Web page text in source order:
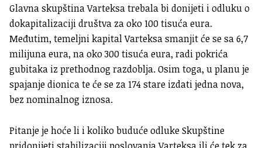
Glavna skupština Varteksa trebala bi donijeti i odluku o
dokapitalizaciji društva za oko 100 tisuća eura.
Međutim, temeljni kapital Varteksa smanjit će se sa 6,7
milijuna eura, na oko 300 tisuća eura, radi pokrića
gubitaka iz prethodnog razdoblja. Osim toga, u planu je
spajanje dionica te će se za 174 stare izdati jedna nova,
bez nominalnog iznosa.
Pitanje je hoće li i koliko buduće odluke Skupštine